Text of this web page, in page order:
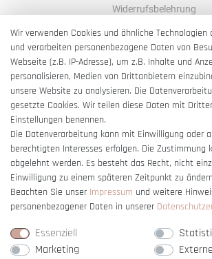
Widerrufsbelehrung
AGB
Impressum
Barrierefreiheitserklärung
Vertrag widerrufen
Wir verwenden Cookies und ähnliche Technologien
und verarbeiten personenbezogene Daten von
Webseite (z.B. IP-Adresse), um z.B. Inhalte und
personalisieren, Medien von Drittanbietern
unsere Website zu analysieren. Die
gesetzte Cookies. Wir teilen diese Daten mit
Einstellungen benennen.
Die Datenverarbeitung kann mit Einwilligung oder
berechtigten Interesses erfolgen. Die Zustimmung
abgelehnt werden. Es besteht das Recht, nicht
Einwilligung zu einem späteren Zeitpunkt zu
Beachten Sie unser Impressum und weitere
personenbezogener Daten in unserer
Essenziell
Marketing